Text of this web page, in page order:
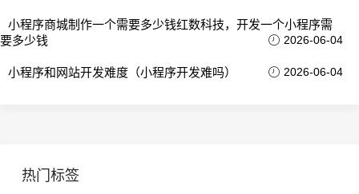
小程序商城制作一个需要多少钱红数科技，开发一个小程序需
要多少钱
2026-06-04
小程序和网站开发难度（小程序开发难吗） 2026-06-04
热门标签